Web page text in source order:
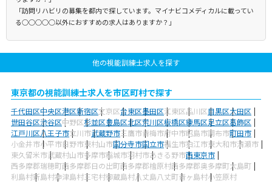
「訪問リハビリの募集を都内で探しています。マイナビコメディカルに載ってい
る○○○○○以外におすすめの求人はありますか？」
他の視能訓練士求人を探す
東京都の視能訓練士求人を市区町村で探す
千代田区中央区港区新宿区文京区台東区墨田区江東区品川区目黒区大田区
世田谷区渋谷区中野区杉並区豊島区北区荒川区板橋区練馬区足立区葛飾区
江戸川区八王子市立川市武蔵野市三鷹市青梅市府中市昭島市調布市町田市
小金井市小平市日野市東村山市国分寺市国立市福生市狛江市東大和市清瀬市
東久留米市武蔵村山市多摩市稲城市羽村市あきる野市西東京市
西多摩郡瑞穂町西多摩郡日の出町西多摩郡檜原村西多摩郡奥多摩町大島町
利島村新島村神津島村三宅村御蔵島村八丈島八丈町青ヶ島村小笠原村